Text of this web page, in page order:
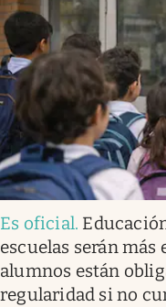
Infotechnology
Clase
Clima
Mundial 2026
Eventos Corporativos
El Cronista Studio
Mediakit
abre en nueva pestaña
Argentina
Es oficial.
escuelas serán más
alumnos están
regularidad si no